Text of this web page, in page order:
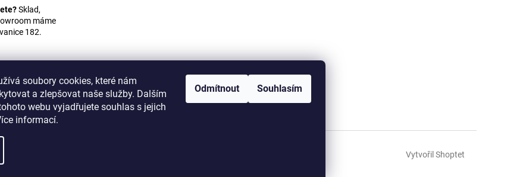
soubory cookies, které nám
a zlepšovat naše služby. Dalším
webu vyjadřujete souhlas s jejich
informací.
Odmítnout Souhlasím
Sklad,
máme
182.
WULITON
Vytvořil Shoptet